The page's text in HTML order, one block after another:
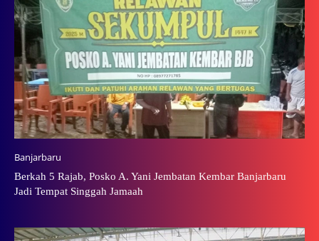
Banjarbaru
Berkah 5 Rajab, Posko A. Yani Jembatan Kembar Banjarbaru
Jadi Tempat Singgah Jamaah